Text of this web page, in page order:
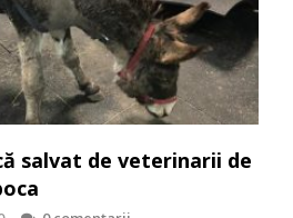
salvat de veterinarii de